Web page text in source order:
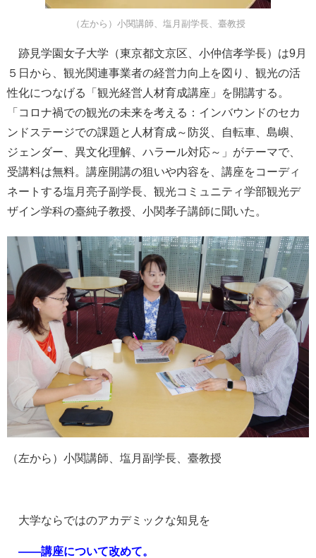
（左から）小関講師、塩月副学長、臺教授
跡見学園女子大学（東京都文京区、小仲信孝学長）は9月
５日から、観光関連事業者の経営力向上を図り、観光の活
性化につなげる「観光経営人材育成講座」を開講する。
「コロナ禍での観光の未来を考える：インバウンドのセカ
ンドステージでの課題と人材育成～防災、自転車、島嶼、
ジェンダー、異文化理解、ハラール対応～」がテーマで、
受講料は無料。講座開講の狙いや内容を、講座をコーディ
ネートする塩月亮子副学長、観光コミュニティ学部観光デ
ザイン学科の臺純子教授、小関孝子講師に聞いた。
（左から）小関講師、塩月副学長、臺教授
大学ならではのアカデミックな知見を
――講座について改めて。